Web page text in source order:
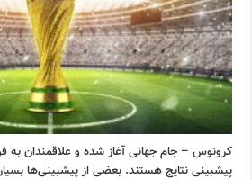
کرونوس – جام جهانی آغاز شده و علاقمندان به
پیشبینی نتایج هستند. بعضی از پیشبینی‌ها